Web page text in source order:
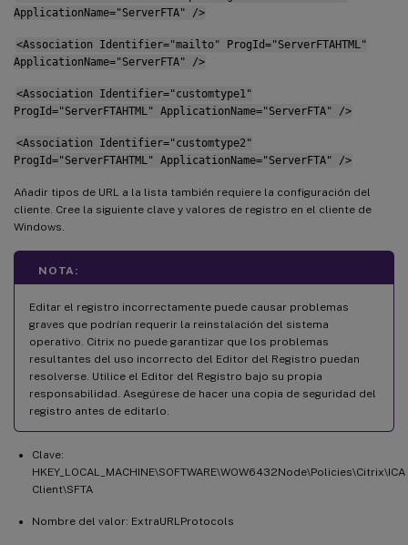
ApplicationName="ServerFTA" />
<Association Identifier="mailto" ProgId="ServerFTAHTML"
ApplicationName="ServerFTA" />
<Association Identifier="customtype1"
ProgId="ServerFTAHTML" ApplicationName="ServerFTA" />
<Association Identifier="customtype2"
ProgId="ServerFTAHTML" ApplicationName="ServerFTA" />
Añadir tipos de URL a la lista también requiere la configuración del
cliente. Cree la siguiente clave y valores de registro en el cliente de
Windows.
NOTA:
Editar el registro incorrectamente puede causar problemas
graves que podrían requerir la reinstalación del sistema
operativo. Citrix no puede garantizar que los problemas
resultantes del uso incorrecto del Editor del Registro puedan
resolverse. Utilice el Editor del Registro bajo su propia
responsabilidad. Asegúrese de hacer una copia de seguridad del
registro antes de editarlo.
Clave:
HKEY_LOCAL_MACHINE\SOFTWARE\WOW6432Node\Policies\Citrix\ICA
Client\SFTA
Nombre del valor: ExtraURLProtocols